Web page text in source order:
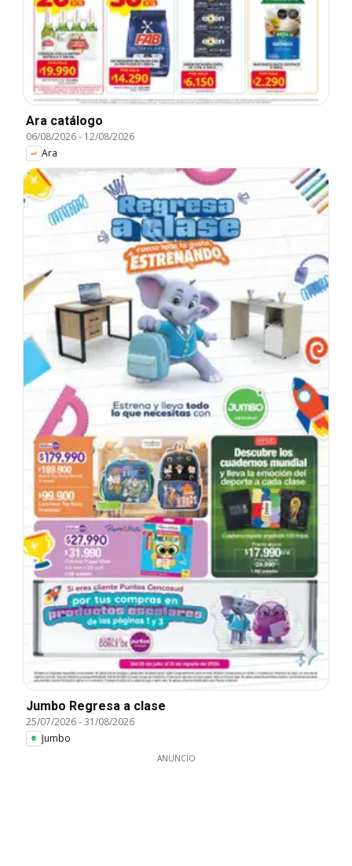
Ara catálogo
06/08/2026- 12/08/2026
Ara
Jumbo Regresa a clase
25/07/2026-31/08/2026
Jumbo
ANUNCIO